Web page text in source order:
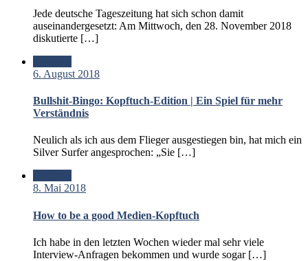
Jede deutsche Tageszeitung hat sich schon damit
auseinandergesetzt: Am Mittwoch, den 28. November 2018
diskutierte […]
6. August 2018
Bullshit-Bingo: Kopftuch-Edition | Ein Spiel für mehr
Verständnis
Neulich als ich aus dem Flieger ausgestiegen bin, hat mich ein
Silver Surfer angesprochen: „Sie […]
8. Mai 2018
How to be a good Medien-Kopftuch
Ich habe in den letzten Wochen wieder mal sehr viele
Interview-Anfragen bekommen und wurde sogar […]